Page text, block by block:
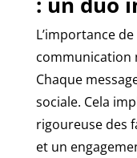
L’importance
communication
Chaque
sociale. Cela
rigoureuse des
et un